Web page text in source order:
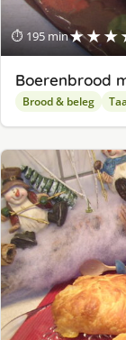
⏱ 195 min
Boerenbrood
Brood & beleg